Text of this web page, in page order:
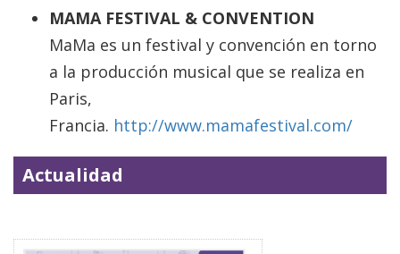
MAMA FESTIVAL & CONVENTION
MaMa es un festival y convención en torno
a la producción musical que se realiza en
Paris,
Francia. http://www.mamafestival.com/
Actualidad